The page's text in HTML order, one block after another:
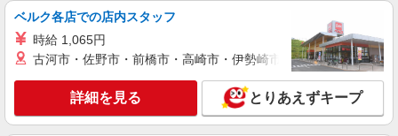
ベルク各店での店内スタッフ
時給 1,065円
古河市・佐野市・前橋市・高崎市・伊勢崎市・太田市・館林市
詳細を見る とりあえずキープ